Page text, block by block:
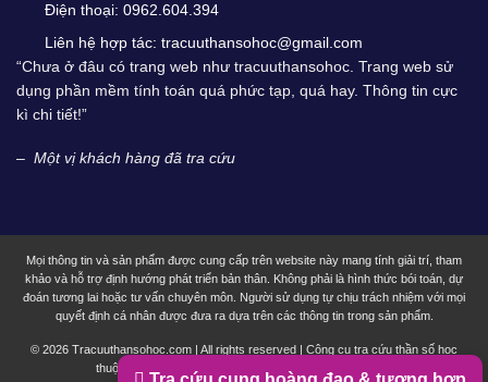
Điện thoại: 0962.604.394
Liên hệ hợp tác: tracuuthansohoc@gmail.com
“Chưa ở đâu có trang web như tracuuthansohoc. Trang web sử
dụng phần mềm tính toán quá phức tạp, quá hay. Thông tin cực
kì chi tiết!”
– Một vị khách hàng đã tra cứu
Mọi thông tin và sản phẩm được cung cấp trên website này mang tính giải trí, tham
khảo và hỗ trợ định hướng phát triển bản thân. Không phải là hình thức bói toán, dự
đoán tương lai hoặc tư vấn chuyên môn. Người sử dụng tự chịu trách nhiệm với mọi
quyết định cá nhân được đưa ra dựa trên các thông tin trong sản phẩm.
© 2026 Tracuuthansohoc.com | All rights reserved | Công cụ tra cứu thần số học
thuộc sở hữu bởi công ty Cổ phần công nghệ MystechX